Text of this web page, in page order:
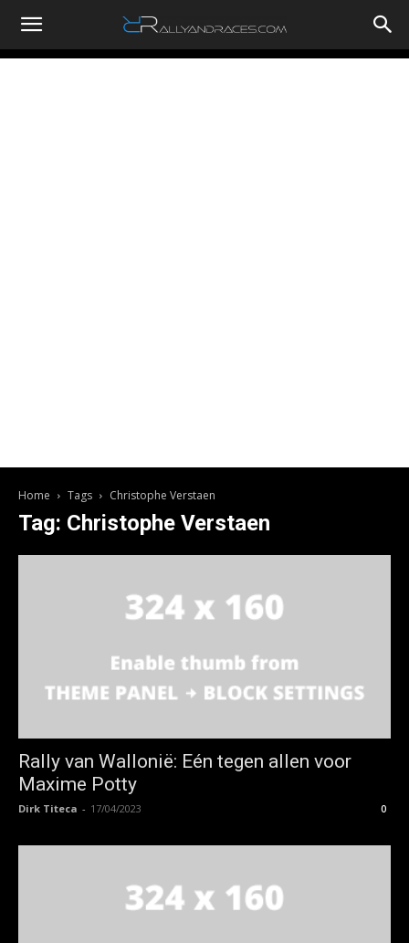
RallyandRaces.com
Home Tags Christophe Verstaen
Tag: Christophe Verstaen
Rally van Wallonië: Eén tegen allen voor
Maxime Potty
Dirk Titeca - 17/04/2023 0